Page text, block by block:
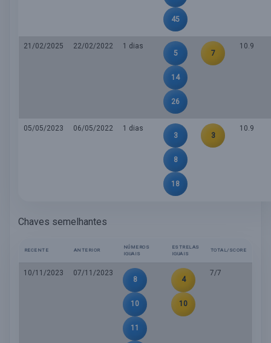
45
21/02/2025 22/02/2022
1 dias
5
14
26
7
10.9
05/05/2023 06/05/2022
1 dias
3
8
18
3
10.9
Chaves semelhantes
RECENTE ANTERIOR
NÚMEROS
IGUAIS
ESTRELAS
IGUAIS
TOTAL/SCORE
10/11/2023
07/11/2023
8
10
11
4
10
7/7